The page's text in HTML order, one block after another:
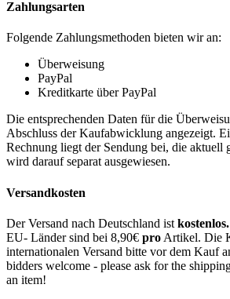
Zahlungsarten
Folgende Zahlungsmethoden bieten wir an:
Überweisung
PayPal
Kreditkarte über PayPal
Die entsprechenden Daten für die
Abschluss der Kaufabwicklung angezeigt.
Rechnung liegt der Sendung bei, die aktuell
wird darauf separat ausgewiesen.
Versandkosten
Der Versand nach Deutschland ist kostenlos.
EU- Länder sind bei 8,90€ pro Artikel. Die
internationalen Versand bitte vor dem Kauf
bidders welcome - please ask for the
an item!